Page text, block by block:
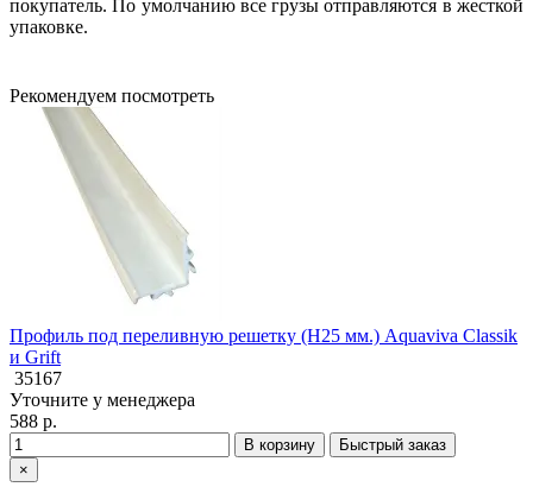
покупатель. По умолчанию все грузы отправляются в жесткой
упаковке.
Рекомендуем посмотреть
Профиль под переливную решетку (H25 мм.) Aquaviva Classik
и Grift
35167
Уточните у менеджера
588 р.
В корзину
Быстрый заказ
×